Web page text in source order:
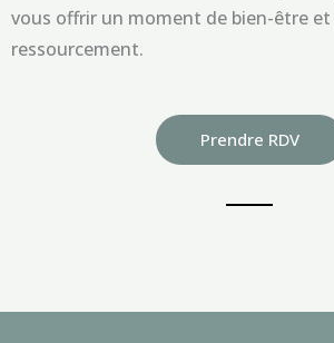
vous offrir un moment de bien-être et
ressourcement.
Prendre RDV